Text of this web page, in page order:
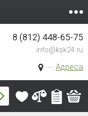
Адреса
8 (812) 448-65-75
info@ksk24.ru